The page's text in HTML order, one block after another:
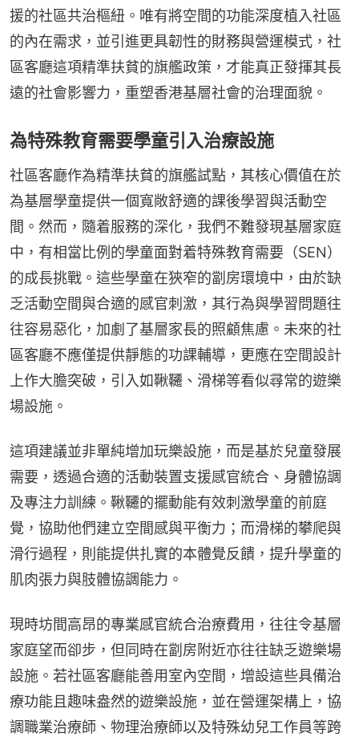
援的社區共治樞紐。唯有將空間的功能深度植入社區
的內在需求，並引進更具韌性的財務與營運模式，社
區客廳這項精準扶貧的旗艦政策，才能真正發揮其長
遠的社會影響力，重塑香港基層社會的治理面貌。
為特殊教育需要學童引入治療設施
社區客廳作為精準扶貧的旗艦試點，其核心價值在於
為基層學童提供一個寬敞舒適的課後學習與活動空
間。然而，隨着服務的深化，我們不難發現基層家庭
中，有相當比例的學童面對着特殊教育需要（SEN）
的成長挑戰。這些學童在狹窄的劏房環境中，由於缺
乏活動空間與合適的感官刺激，其行為與學習問題往
往容易惡化，加劇了基層家長的照顧焦慮。未來的社
區客廳不應僅提供靜態的功課輔導，更應在空間設計
上作大膽突破，引入如鞦韆、滑梯等看似尋常的遊樂
場設施。
這項建議並非單純增加玩樂設施，而是基於兒童發展
需要，透過合適的活動裝置支援感官統合、身體協調
及專注力訓練。鞦韆的擺動能有效刺激學童的前庭
覺，協助他們建立空間感與平衡力；而滑梯的攀爬與
滑行過程，則能提供扎實的本體覺反饋，提升學童的
肌肉張力與肢體協調能力。
現時坊間高昂的專業感官統合治療費用，往往令基層
家庭望而卻步，但同時在劏房附近亦往往缺乏遊樂場
設施。若社區客廳能善用室內空間，增設這些具備治
療功能且趣味盎然的遊樂設施，並在營運架構上，協
調職業治療師、物理治療師以及特殊幼兒工作員等跨